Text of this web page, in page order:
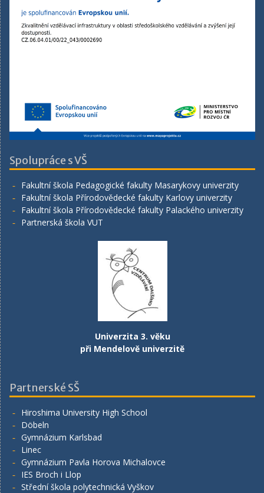
Spolupráce s VŠ
Fakultní škola Pedagogické fakulty Masarykovy univerzity
Fakultní škola Přírodovědecké fakulty Karlovy univerzity
Fakultní škola Přírodovědecké fakulty Palackého univerzity
Partnerská škola VUT
Univerzita 3. věku
při Mendelově univerzitě
Partnerské SŠ
Hiroshima University High School
Döbeln
Gymnázium Karlsbad
Linec
Gymnázium Pavla Horova Michalovce
IES Broch i Llop
Střední škola polytechnická Vyškov